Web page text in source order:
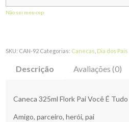
Não sei meu cep
SKU: CAN-92 Categorias: Canecas Dia dos Pais
Descrição Avaliações (0)
Caneca 325ml Flork Pai Você É
Amigo, parceiro, herói, pai